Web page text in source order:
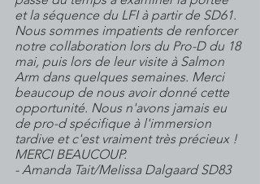
et la séquence du LFI à partir de SD61.
Nous sommes impatients de renforcer
notre collaboration lors du Pro-D du 18
mai, puis lors de leur visite à Salmon
Arm dans quelques semaines. Merci
beaucoup de nous avoir donné cette
opportunité. Nous n'avons jamais eu
de pro-d spécifique à l'immersion
tardive et c'est vraiment très précieux !
MERCI BEAUCOUP.
- Amanda Tait/Melissa Dalgaard SD83